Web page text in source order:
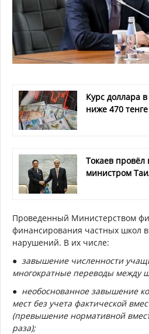
Курс доллара
ниже 470 тенге
Токаев провёл
министром
Проведенный Министерством
финансирования частных школ
нарушений. В их числе:
● завышение численности
многократные переводы между
● необоснованное завышение
мест без учета фактической
(превышение нормативной
раза);